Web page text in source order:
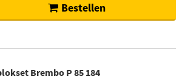
Bestellen
Brembo P 85 184